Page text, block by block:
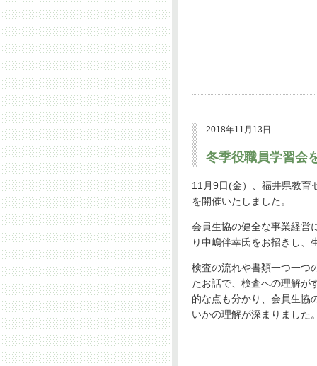
2018年11月13日
冬季役職員学習会
11月9日(金）、福井県教育
を開催いたしました。
会員生協の健全な事業経営
り中嶋伴幸氏をお招きし、
検査の流れや書類一つ一つ
たお話で、検査への理解が
的な点も分かり、会員生協
いかの理解が深まりました